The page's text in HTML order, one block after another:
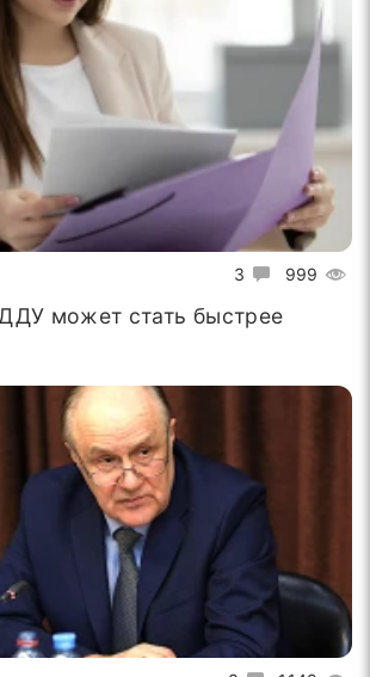
3 999
может стать быстрее